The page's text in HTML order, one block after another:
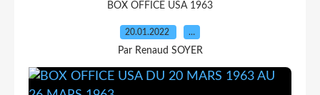
BOX OFFICE USA 1963
20.01.2022 …
Par Renaud SOYER